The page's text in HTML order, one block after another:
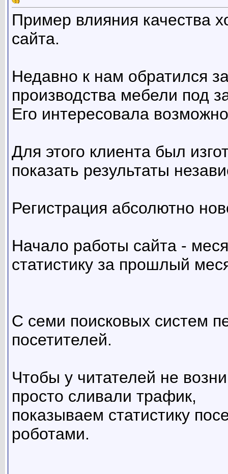
Пример влияния качества
сайта.
Недавно к нам обратился
производства мебели под
Его интересовала
Для этого клиента был
показать результаты
Регистрация абсолютно
Начало работы сайта -
статистику за прошлый
С семи поисковых систем
посетителей.
Чтобы у читателей не
просто сливали трафик,
показываем статистику
роботами.